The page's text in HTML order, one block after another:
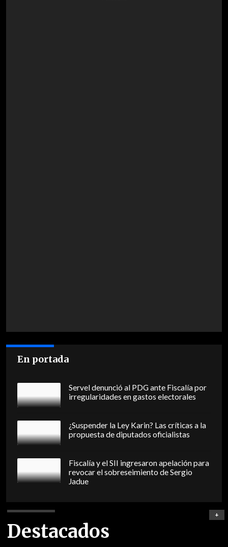
En portada
Servel denunció al PDG ante Fiscalía por
irregularidades en gastos electorales
¿Suspender la Ley Karin? Las críticas a la
propuesta de diputados oficialistas
Fiscalía y el SII ingresaron apelación para
revocar el sobreseimiento de Sergio
Jadue
Destacados
+